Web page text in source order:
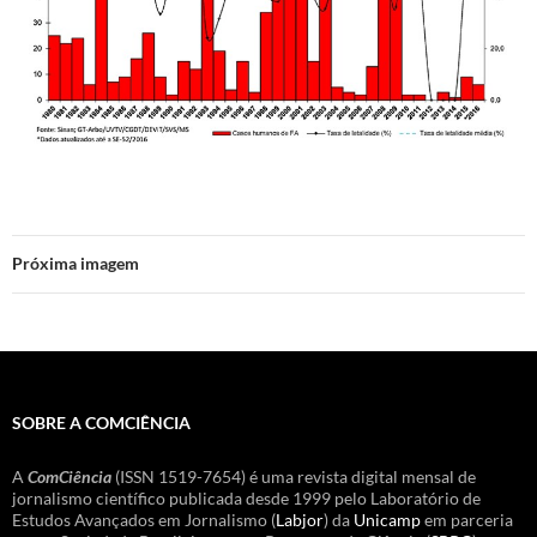
Próxima imagem
SOBRE A COMCIÊNCIA
A ComCiência (ISSN 1519-7654) é uma revista digital mensal de
jornalismo científico publicada desde 1999 pelo Laboratório de
Estudos Avançados em Jornalismo (Labjor) da Unicampem parceria